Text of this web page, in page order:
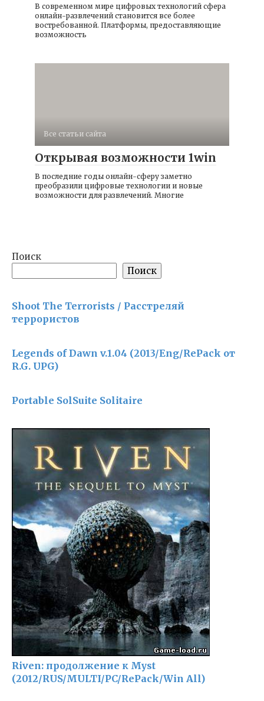
В современном мире цифровых технологий сфера
онлайн-развлечений становится все более
востребованной. Платформы, предоставляющие
возможность
Все статьи сайта
Открывая возможности 1win
В последние годы онлайн-сферу заметно
преобразили цифровые технологии и новые
возможности для развлечений. Многие
Поиск
Поиск
Shoot The Terrorists / Расстреляй
террористов
Legends of Dawn v.1.04 (2013/Eng/RePack от
R.G. UPG)
Portable SolSuite Solitaire
Riven: продолжение к Myst
(2012/RUS/MULTI/PC/RePack/Win All)